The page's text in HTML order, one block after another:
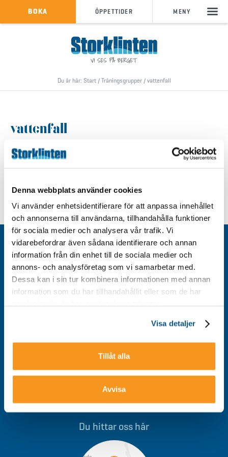
Denna webbplats använder cookies
Vi använder enhetsidentifierare för att anpassa innehållet
och annonserna till användarna, tillhandahålla funktioner
för sociala medier och analysera vår trafik. Vi
vidarebefordrar även sådana identifierare och annan
information från din enhet till de sociala medier och
annons- och analysföretag som vi samarbetar med.
Dessa kan i sin tur kombinera informationen med annan
information som du har tillhandahållit eller som de har
Visa detaljer
Tillåt alla
Avvisa
KÖP SKIPASS
info@storklinten.se
•
Telefonbokning : 0928-40 000
ÖPPETTIDER
BOKA MENY
Du är här: Start/ Träningsgrupper/ vattenfall
vattenfall
Kontakt
Om cookies
Tillgänglighet
Välkommen till Storklinten - Vi ses på berget!
/ info@storklinten.se
Du hittar oss här